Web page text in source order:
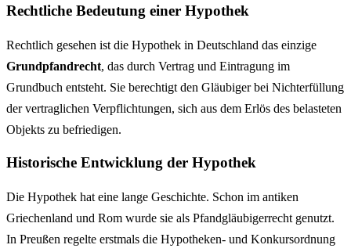
Rechtliche Bedeutung einer Hypothek
Rechtlich gesehen ist die Hypothek in Deutschland das einzige
Grundpfandrecht, das durch Vertrag und Eintragung im
Grundbuch entsteht. Sie berechtigt den Gläubiger bei Nichterfüllung
der vertraglichen Verpflichtungen, sich aus dem Erlös des belasteten
Objekts zu befriedigen.
Historische Entwicklung der Hypothek
Die Hypothek hat eine lange Geschichte. Schon im antiken
Griechenland und Rom wurde sie als Pfandgläubigerrecht genutzt.
In Preußen regelte erstmals die Hypotheken- und Konkursordnung